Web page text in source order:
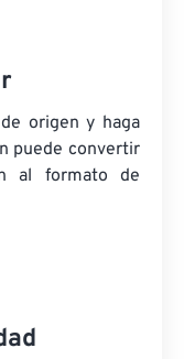
origen y haga
puede convertir
al formato de